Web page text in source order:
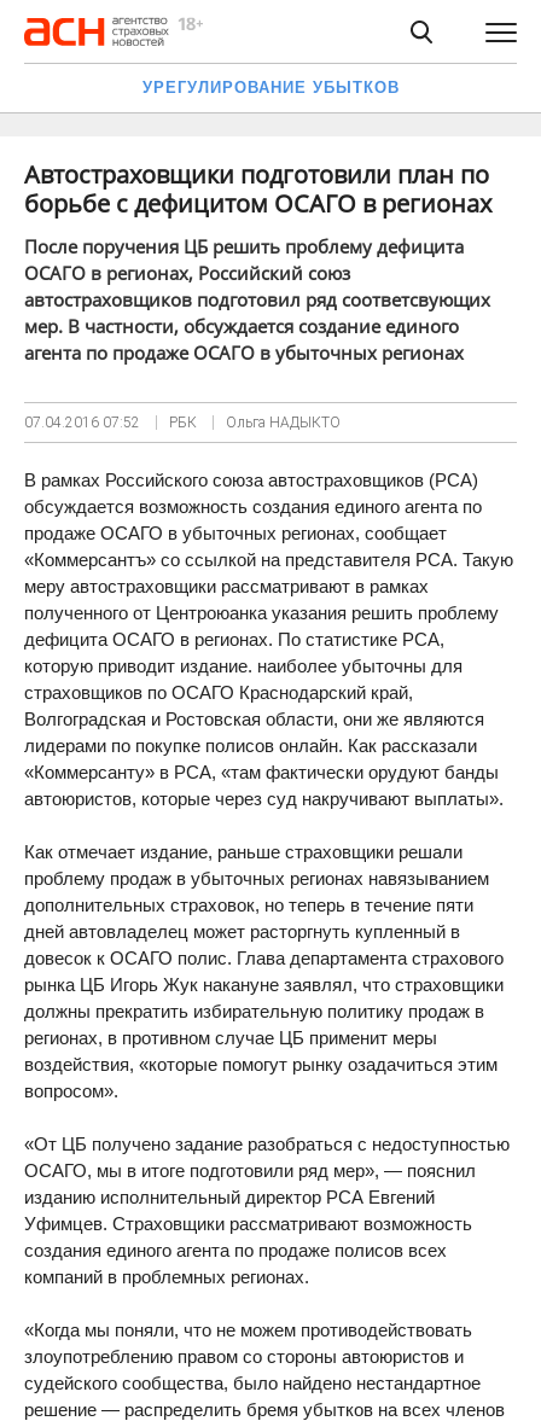
УРЕГУЛИРОВАНИЕ УБЫТКОВ
Автостраховщики подготовили план по
борьбе с дефицитом ОСАГО в регионах
После поручения ЦБ решить проблему дефицита
ОСАГО в регионах, Российский союз
автостраховщиков подготовил ряд соответсвующих
мер. В частности, обсуждается создание единого
агента по продаже ОСАГО в убыточных регионах
07.04.2016 07:52 РБК Ольга НАДЫКТО
В рамках Российского союза автостраховщиков (РСА)
обсуждается возможность создания единого агента по
продаже ОСАГО в убыточных регионах, сообщает
«Коммерсантъ» со ссылкой на представителя РСА. Такую
меру автостраховщики рассматривают в рамках
полученного от Центроюанка указания решить проблему
дефицита ОСАГО в регионах. По статистике РСА,
которую приводит издание. наиболее убыточны для
страховщиков по ОСАГО Краснодарский край,
Волгоградская и Ростовская области, они же являются
лидерами по покупке полисов онлайн. Как рассказали
«Коммерсанту» в РСА, «там фактически орудуют банды
автоюристов, которые через суд накручивают выплаты».
Как отмечает издание, раньше страховщики решали
проблему продаж в убыточных регионах навязыванием
дополнительных страховок, но теперь в течение пяти
дней автовладелец может расторгнуть купленный в
довесок к ОСАГО полис. Глава департамента страхового
рынка ЦБ Игорь Жук накануне заявлял, что страховщики
должны прекратить избирательную политику продаж в
регионах, в противном случае ЦБ применит меры
воздействия, «которые помогут рынку озадачиться этим
вопросом».
«От ЦБ получено задание разобраться с недоступностью
ОСАГО, мы в итоге подготовили ряд мер», — пояснил
изданию исполнительный директор РСА Евгений
Уфимцев. Страховщики рассматривают возможность
создания единого агента по продаже полисов всех
компаний в проблемных регионах.
«Когда мы поняли, что не можем противодействовать
злоупотреблению правом со стороны автоюристов и
судейского сообщества, было найдено нестандартное
решение — распределить бремя убытков на всех членов